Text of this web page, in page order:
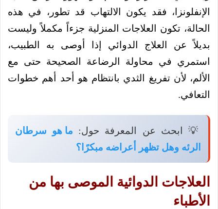
الإنفلونزا، فقد يكون الالتهاب قد تطور، في هذه
الحالة، تكون العلاجات المنزلية جزءاً مكملاً وليست
بديلاً عن العلاج الدوائي إذا أوصى به الطبيب،
استمري في محاولة الرضاعة الصحيحة حتى مع
الألم، لأن تفريغ الثدي بانتظام هو أحد أهم خطوات
التعافي.
💡 ابحث عن المعرفة حول: ما هو سرطان
الرئه وهل تظهر أعراضه مبكرًا؟
العلاجات الدوائية الموصى بها من
الأطباء